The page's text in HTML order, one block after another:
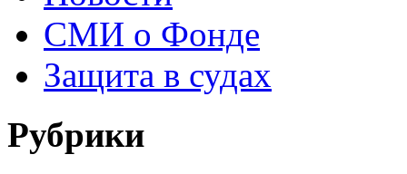
СМИ о Фонде
Защита в судах
Рубрики